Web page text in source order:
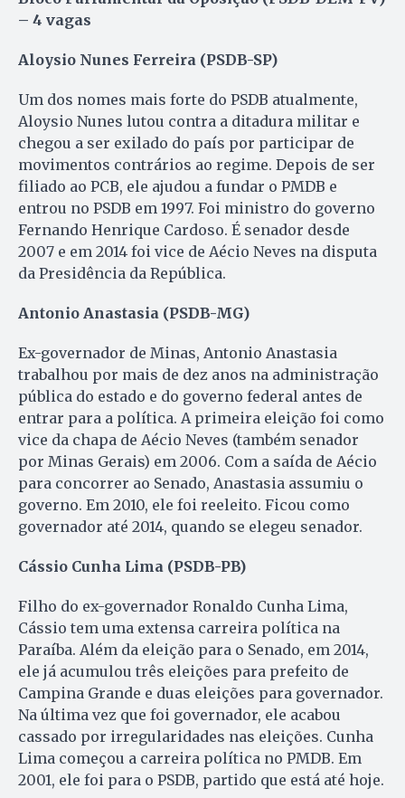
– 4 vagas
Aloysio Nunes Ferreira (PSDB-SP)
Um dos nomes mais forte do PSDB atualmente,
Aloysio Nunes lutou contra a ditadura militar e
chegou a ser exilado do país por participar de
movimentos contrários ao regime. Depois de ser
filiado ao PCB, ele ajudou a fundar o PMDB e
entrou no PSDB em 1997. Foi ministro do governo
Fernando Henrique Cardoso. É senador desde
2007 e em 2014 foi vice de Aécio Neves na disputa
da Presidência da República.
Antonio Anastasia (PSDB-MG)
Ex-governador de Minas, Antonio Anastasia
trabalhou por mais de dez anos na administração
pública do estado e do governo federal antes de
entrar para a política. A primeira eleição foi como
vice da chapa de Aécio Neves (também senador
por Minas Gerais) em 2006. Com a saída de Aécio
para concorrer ao Senado, Anastasia assumiu o
governo. Em 2010, ele foi reeleito. Ficou como
governador até 2014, quando se elegeu senador.
Cássio Cunha Lima (PSDB-PB)
Filho do ex-governador Ronaldo Cunha Lima,
Cássio tem uma extensa carreira política na
Paraíba. Além da eleição para o Senado, em 2014,
ele já acumulou três eleições para prefeito de
Campina Grande e duas eleições para governador.
Na última vez que foi governador, ele acabou
cassado por irregularidades nas eleições. Cunha
Lima começou a carreira política no PMDB. Em
2001, ele foi para o PSDB, partido que está até hoje.